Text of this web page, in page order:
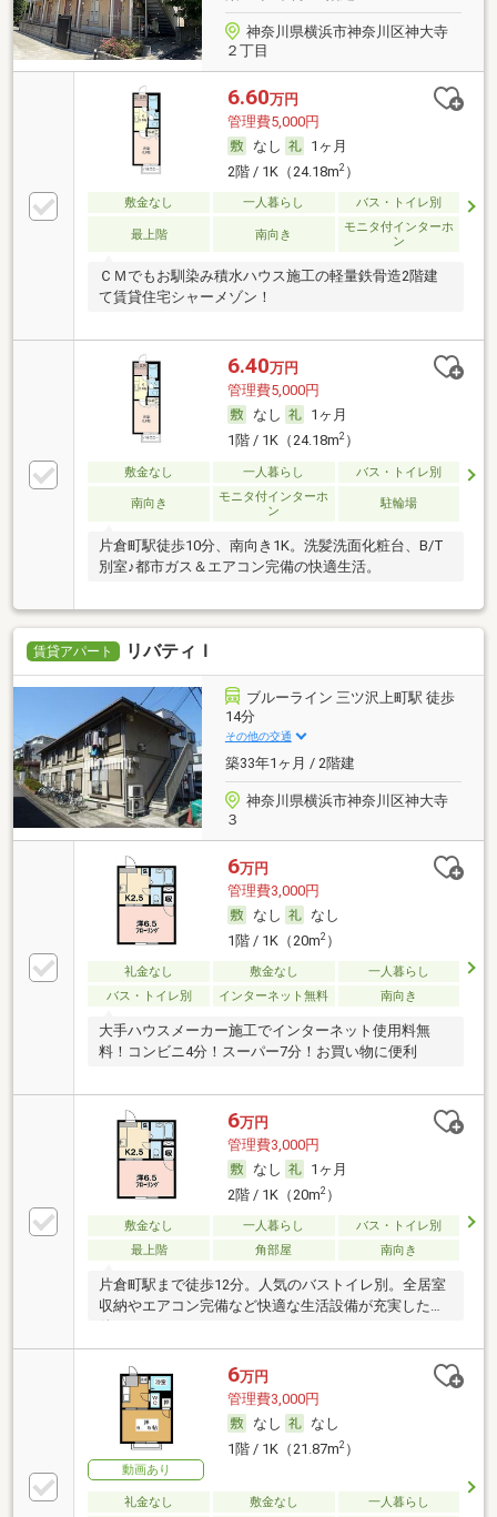
神奈川県横浜市神奈川区神大寺
２丁目
6.60万円
管理費5,000円
なし
1ヶ月
2階 / 1K（24.18m2）
敷金なし 一人暮らし バス・トイレ別
最上階 南向き
モニタ付インターホ
ン
ＣＭでもお馴染み積水ハウス施工の軽量鉄骨造2階建
て賃貸住宅シャーメゾン！
6.40万円
管理費5,000円
なし
1ヶ月
1階 / 1K（24.18m2）
敷金なし 一人暮らし バス・トイレ別
南向き
モニタ付インターホ
ン
駐輪場
片倉町駅徒歩10分、南向き1K。洗髪洗面化粧台、B/T
別室♪都市ガス＆エアコン完備の快適生活。
賃貸アパート リバティＩ
ブルーライン 三ツ沢上町駅 徒歩
14分
その他の交通
築33年1ヶ月 / 2階建
神奈川県横浜市神奈川区神大寺
３
6万円
管理費3,000円
なし
なし
1階 / 1K（20m2）
礼金なし 敷金なし
一人暮らし
バス・トイレ別
インターネット無料 南向き
大手ハウスメーカー施工でインターネット使用料無
料！コンビニ4分！スーパー7分！お買い物に便利
6万円
管理費3,000円
なし
1ヶ月
2階 / 1K（20m2）
敷金なし 一人暮らし
バス・トイレ別
最上階
角部屋 南向き
片倉町駅まで徒歩12分。人気のバストイレ別。全居室
収納やエアコン完備など快適な生活設備が充実した物
動画あり
6万円
管理費3,000円
なし
なし
1階 / 1K（21.87m2）
礼金なし 敷金なし
一人暮らし